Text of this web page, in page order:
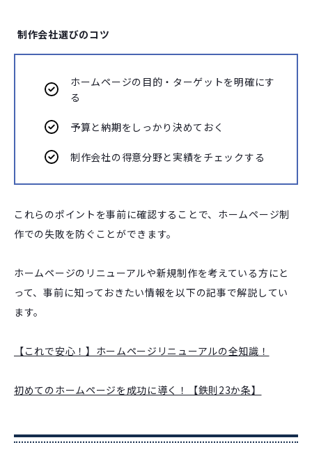
制作会社選びのコツ
ホームページの目的・ターゲットを明確にす
る
予算と納期をしっかり決めておく
制作会社の得意分野と実績をチェックする
これらのポイントを事前に確認することで、ホームページ制
作での失敗を防ぐことができます。
ホームページのリニューアルや新規制作を考えている方にと
って、事前に知っておきたい情報を以下の記事で解説してい
ます。
【これで安心！】ホームページリニューアルの全知識！
初めてのホームページを成功に導く！【鉄則23か条】